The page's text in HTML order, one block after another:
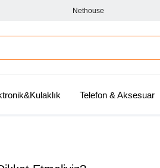
Nethouse
Telefon & Aksesuar